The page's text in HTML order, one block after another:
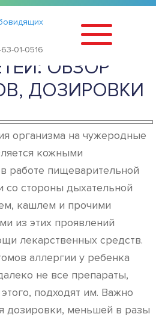
01-0516
ОТ АЛЛЕРГИИ
ОБЗОР
ДОЗИРОВКИ
организма на чужеродные
кожными
работе пищеварительной
со стороны дыхательной
кашлем и прочими
из этих проявлений
лекарственных средств.
аллергии у ребенка
не все препараты,
подходят им. Важно
дозировки, меньшей в разы